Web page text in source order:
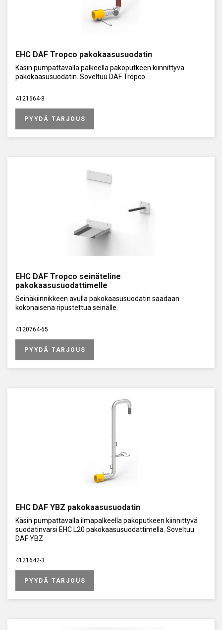
EHC DAF Tropco pakokaasusuodatin
Käsin pumpattavalla palkeella pakoputkeen kiinnittyvä
pakokaasusuodatin. Soveltuu DAF Tropco
4121664-8
PYYDÄ TARJOUS
EHC DAF Tropco seinäteline
pakokaasusuodattimelle
Seinäkiinnikkeen avulla pakokaasusuodatin saadaan
kokonaisena ripustettua seinälle.
4120764-65
PYYDÄ TARJOUS
EHC DAF YBZ pakokaasusuodatin
Käsin pumpattavalla ilmapalkeella pakoputkeen kiinnittyvä
suodatinvarsi EHC L20 pakokaasusuodattimella. Soveltuu
DAF YBZ
4121642-3
PYYDÄ TARJOUS